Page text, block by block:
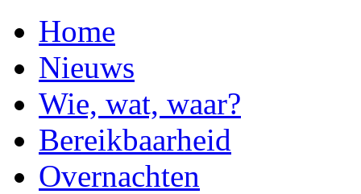
Home
Nieuws
Wie, wat, waar?
Bereikbaarheid
Overnachten